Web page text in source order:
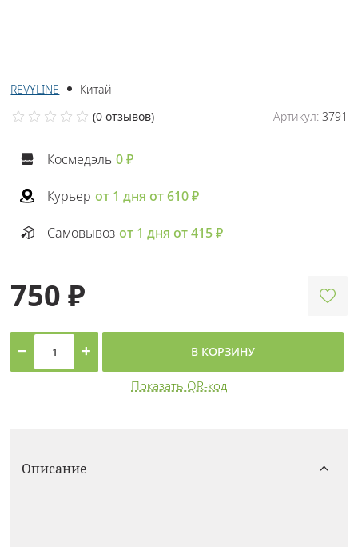
REVYLINE
Китай
Артикул:3791
(0 отзывов)
Космедэль 0 ₽
Курьер от 1 дня от 610 ₽
Самовывоз от 1 дня от 415 ₽
750 ₽
− + В КОРЗИНУ
Показать QR-код
Описание